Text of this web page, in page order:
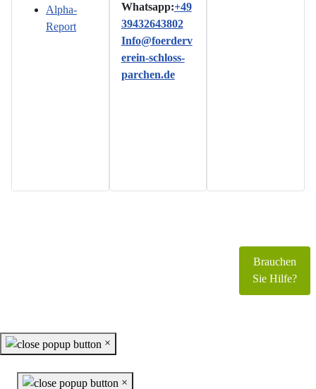
Alpha-
Report
Whatsapp:+49
39432643802
Info@foerderv
erein-schloss-
parchen.de
Brauchen
Sie Hilfe?
×
×